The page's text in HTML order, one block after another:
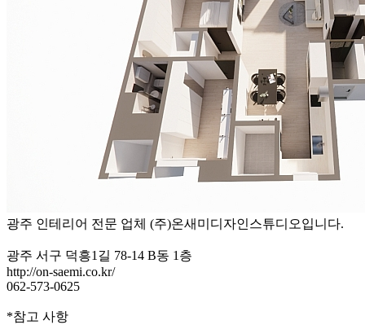
광주 인테리어 전문 업체 (주)온새미디자인스튜디오입니다.
광주 서구 덕흥1길 78-14 B동 1층
http://on-saemi.co.kr/
062-573-0625
*참고 사항